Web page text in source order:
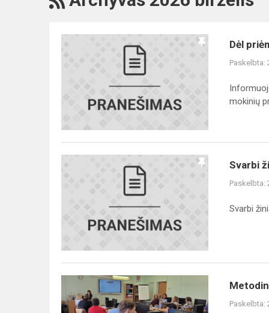
Dėl
Paskelbta:
mokinių
gimnazijos
bend...
Svarbi
Paskelbta:
Svarbi
Metodinė
diena
„Dirbtinio
Paskelbta: